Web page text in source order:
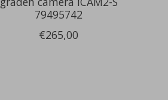
79495742
€265,00